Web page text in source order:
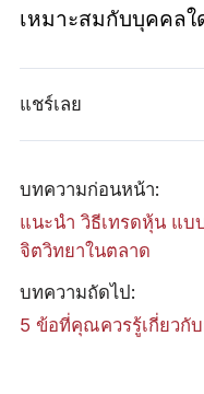
เหมาะสมกับบุคคล
แชร์เลย
บทความก่อนหน้า:
แนะนำ วิธีเทรดหุ้น แบ
จิตวิทยาในตลาด
บทความถัดไป:
5 ข้อที่คุณควรรู้เกี่ยวกั